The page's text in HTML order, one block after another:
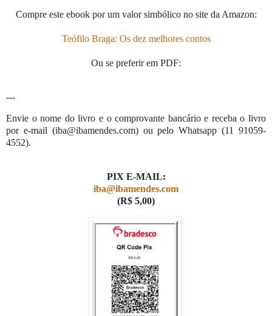
Compre este ebook por um valor simbólico no site da Amazon:
Teófilo Braga: Os dez melhores contos
Ou se preferir em PDF:
---
Envie o nome do livro e o comprovante bancário e receba o livro
por e-mail (iba@ibamendes.com) ou pelo Whatsapp (11 91059-
4552).
PIX E-MAIL:
iba@ibamendes.com
(R$ 5,00)